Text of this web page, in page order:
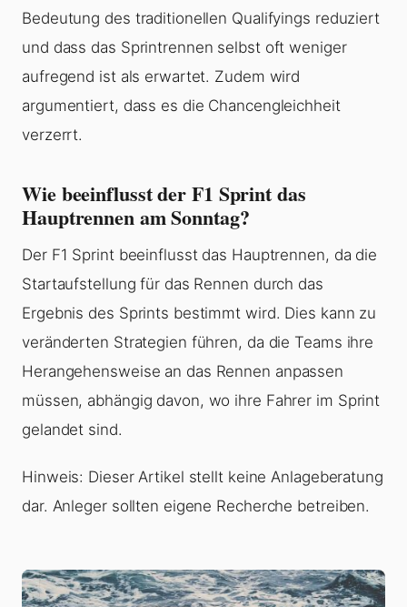
Bedeutung des traditionellen Qualifyings reduziert
und dass das Sprintrennen selbst oft weniger
aufregend ist als erwartet. Zudem wird
argumentiert, dass es die Chancengleichheit
verzerrt.
Wie beeinflusst der F1 Sprint das
Hauptrennen am Sonntag?
Der F1 Sprint beeinflusst das Hauptrennen, da die
Startaufstellung für das Rennen durch das
Ergebnis des Sprints bestimmt wird. Dies kann zu
veränderten Strategien führen, da die Teams ihre
Herangehensweise an das Rennen anpassen
müssen, abhängig davon, wo ihre Fahrer im Sprint
gelandet sind.
Hinweis: Dieser Artikel stellt keine Anlageberatung
dar. Anleger sollten eigene Recherche betreiben.